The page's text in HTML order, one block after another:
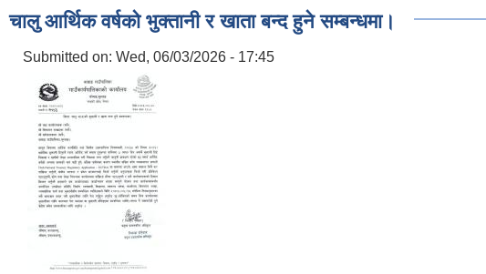
चालु आर्थिक वर्षको भुक्तानी र खाता बन्द हुने सम्बन्धमा।
Submitted on: Wed, 06/03/2026 - 17:45